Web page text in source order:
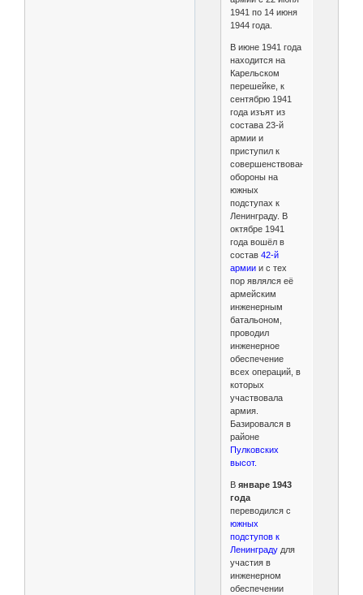
1941 по 14 июня
1944 года.
В июне 1941 года
находится на
Карельском
перешейке, к
сентябрю 1941
года изъят из
состава 23-й
армии и
приступил к
совершенствованию
обороны на
южных
подступах к
Ленинграду. В
октябре 1941
года вошёл в
состав 42-й
армиии с тех
пор являлся её
армейским
инженерным
батальоном,
проводил
инженерное
обеспечение
всех операций, в
которых
участвовала
армия.
Базировался в
районе
Пулковских
высот.
В январе 1943
года
переводился с
южных
подступов к
Ленинградудля
участия в
инженерном
обеспечении